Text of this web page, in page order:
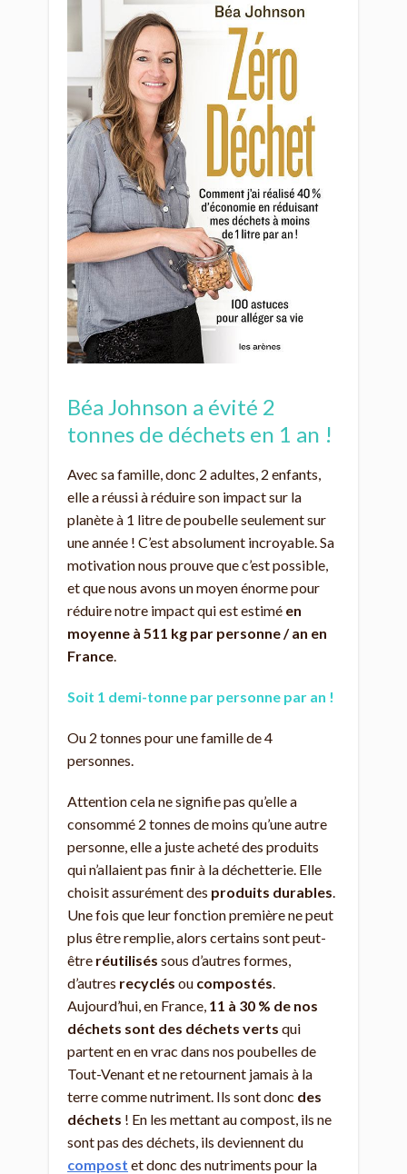
Béa Johnson a évité 2
tonnes de déchets en 1 an !
Avec sa famille, donc 2 adultes, 2 enfants,
elle a réussi à réduire son impact sur la
planète à 1 litre de poubelle seulement sur
une année ! C’est absolument incroyable. Sa
motivation nous prouve que c’est possible,
et que nous avons un moyen énorme pour
réduire notre impact qui est estimé en
moyenne à 511 kg par personne / an en
France
Soit 1 demi-tonne par personne par an !
Ou 2 tonnes pour une famille de 4
personnes.
Attention cela ne signifie pas qu’elle a
consommé 2 tonnes de moins qu’une autre
personne, elle a juste acheté des produits
qui n’allaient pas finir à la déchetterie. Elle
choisit assurément des produits durables
Une fois que leur fonction première ne peut
plus être remplie, alors certains sont peut-
être réutilisés sous d’autres formes,
d’autres recyclés ou compostés
Aujourd’hui, en France, 11 à 30 % de nos
déchets sont des déchets verts qui
partent en en vrac dans nos poubelles de
Tout-Venant et ne retournent jamais à la
terre comme nutriment. Ils sont donc des
déchets ! En les mettant au compost, ils ne
sont pas des déchets, ils deviennent du
compost et donc des nutriments pour la